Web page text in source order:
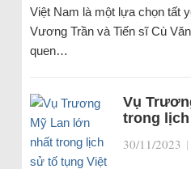
Việt Nam là một lựa chọn tất
Vương Trần và Tiến sĩ Cù
quen…
Vụ
trong
30/11/2023 |